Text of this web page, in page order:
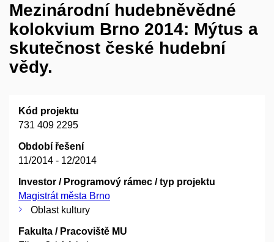
Mezinárodní hudebněvědné
kolokvium Brno 2014: Mýtus a
skutečnost české hudební
vědy.
Kód projektu
731 409 2295
Období řešení
11/2014 - 12/2014
Investor / Programový rámec / typ projektu
Magistrát města Brno
Oblast kultury
Fakulta / Pracoviště MU